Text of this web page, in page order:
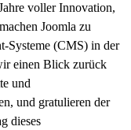
voller Innovation,
Joomla zu
Systeme (CMS) in der
einen Blick zurück
und
und gratulieren der
dieses